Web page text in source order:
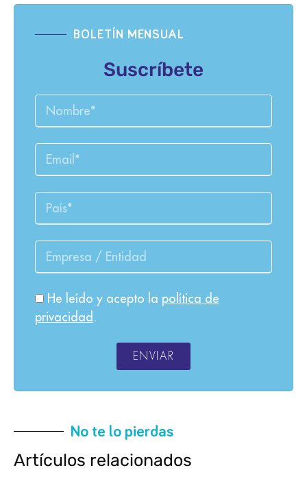
BOLETÍN MENSUAL
Suscríbete
He leído y acepto la política de
privacidad .
ENVIAR
No te lo pierdas
Artículos relacionados